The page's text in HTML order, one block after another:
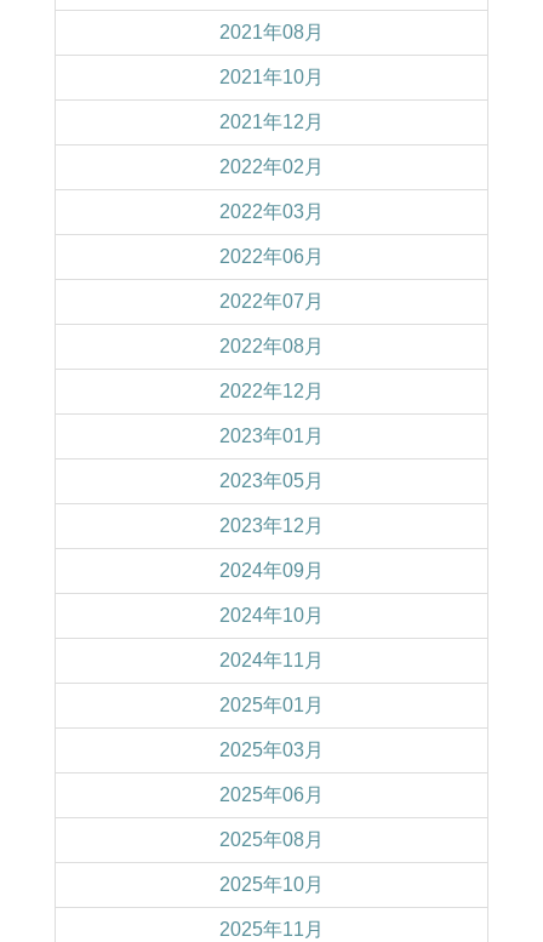
2021年08月
2021年10月
2021年12月
2022年02月
2022年03月
2022年06月
2022年07月
2022年08月
2022年12月
2023年01月
2023年05月
2023年12月
2024年09月
2024年10月
2024年11月
2025年01月
2025年03月
2025年06月
2025年08月
2025年10月
2025年11月